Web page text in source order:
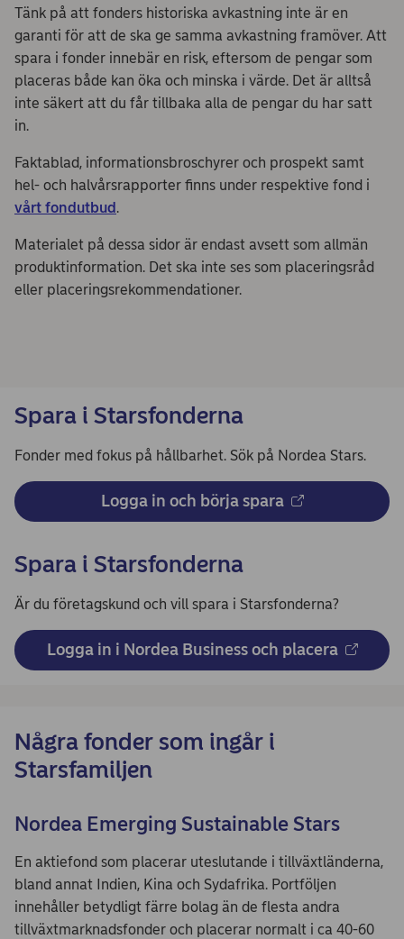
Tänk på att fonders historiska avkastning inte är en
garanti för att de ska ge samma avkastning framöver. Att
spara i fonder innebär en risk, eftersom de pengar som
placeras både kan öka och minska i värde. Det är alltså
inte säkert att du får tillbaka alla de pengar du har satt
in.
Faktablad, informationsbroschyrer och prospekt samt
hel- och halvårsrapporter finns under respektive fond i
vårt fondutbud.
Materialet på dessa sidor är endast avsett som allmän
produktinformation. Det ska inte ses som placeringsråd
eller placeringsrekommendationer.
Spara i Starsfonderna
Fonder med fokus på hållbarhet. Sök på Nordea Stars.
Logga in och börja spara
Spara i Starsfonderna
Är du företagskund och vill spara i Starsfonderna?
Logga in i Nordea Business och placera
Några fonder som ingår i
Starsfamiljen
Nordea Emerging Sustainable Stars
En aktiefond som placerar uteslutande i tillväxtländerna,
bland annat Indien, Kina och Sydafrika. Portföljen
innehåller betydligt färre bolag än de flesta andra
tillväxtmarknadsfonder och placerar normalt i ca 40-60